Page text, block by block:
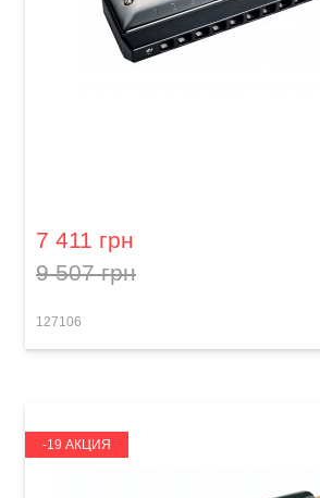
7 411 грн
9 507 грн
127106
-19 АКЦИЯ